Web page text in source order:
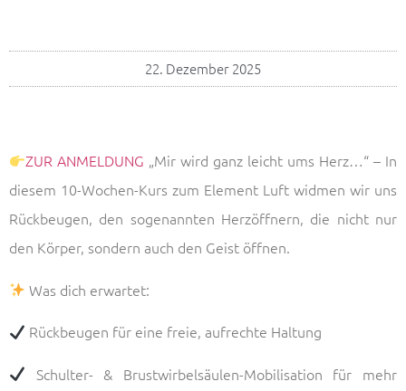
22. Dezember 2025
ZUR ANMELDUNG „Mir wird ganz leicht ums Herz…“ – In
diesem 10-Wochen-Kurs zum Element Luft widmen wir uns
Rückbeugen, den sogenannten Herzöffnern, die nicht nur
den Körper, sondern auch den Geist öffnen.
Was dich erwartet:
Rückbeugen für eine freie, aufrechte Haltung
Schulter- & Brustwirbelsäulen-Mobilisation für mehr